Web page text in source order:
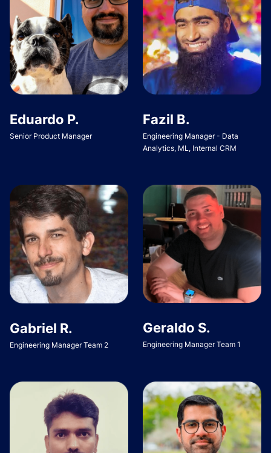
Eduardo P.
Senior Product Manager
Fazil B.
Engineering Manager - Data
Analytics, ML, Internal CRM
Gabriel R.
Engineering Manager Team 2
Geraldo S.
Engineering Manager Team 1